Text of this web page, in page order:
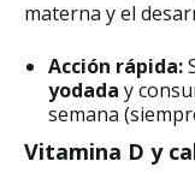
materna y el
Acción rápida:
yodada y
semana
Vitamina D y